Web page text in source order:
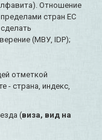
Отношение
стран ЕС
(МВУ, IDP);
отметкой
- страна, индекс,
(виза, вид на